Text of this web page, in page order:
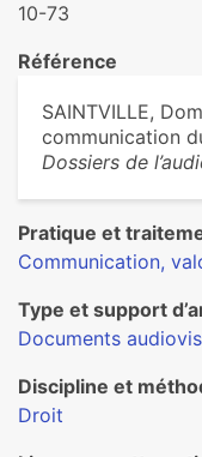
10-73
Référence
SAINTVILLE,
communication
Dossiers de
Pratique et
Communication,
Type et support
Documents
Discipline et
Droit